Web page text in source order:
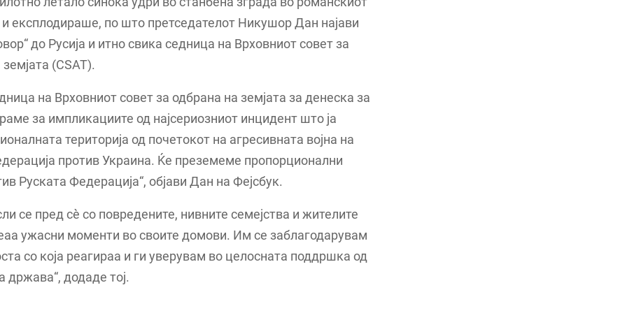
и експлодираше, по што претседателот Никушор Дан најави
до Русија и итно свика седница на Врховниот совет за
(CSAT).
на Врховниот совет за одбрана на земјата за денеска за
за импликациите од најсериозниот инцидент што ја
територија од почетокот на агресивната војна на
против Украина. Ќе преземеме пропорционални
Руската Федерација“, објави Дан на Фејсбук.
се пред сè со повредените, нивните семејства и жителите
ужасни моменти во своите домови. Им се заблагодарувам
со која реагираа и ги уверувам во целосната поддршка од
држава“, додаде тој.